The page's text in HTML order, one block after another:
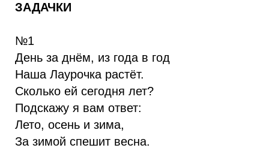
ЗАДАЧКИ
№1
День за днём, из года в год
Наша Лаурочка растёт.
Сколько ей сегодня лет?
Подскажу я вам ответ:
Лето, осень и зима,
За зимой спешит весна.